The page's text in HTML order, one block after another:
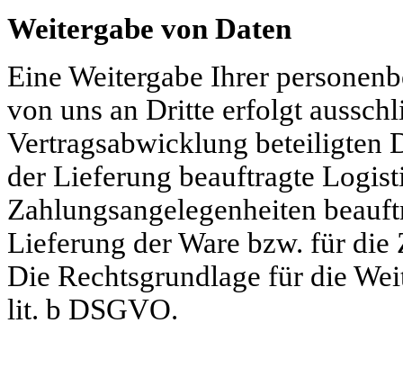
Weitergabe von Daten
Eine Weitergabe Ihrer
von uns an Dritte erfolgt
Vertragsabwicklung beteiligten
der Lieferung beauftragte
Zahlungsangelegenheiten
Lieferung der Ware bzw. für
Die Rechtsgrundlage für die
lit. b DSGVO.